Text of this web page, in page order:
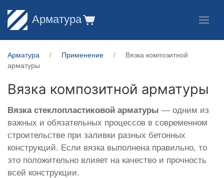
Арматура
Арматура Применение
Вязка композитной
арматуры
Вязка композитной арматуры
Вязка стеклопластиковой арматуры — одним из
важных и обязательных процессов в современном
строительстве при заливки разных бетонных
конструкций. Если вязка выполнена правильно, то
это положительно влияет на качество и прочность
всей конструкции.